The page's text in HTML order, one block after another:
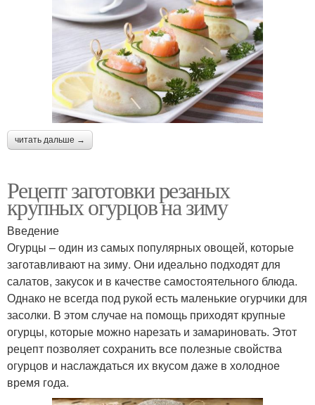
читать дальше →
Рецепт заготовки резаных
крупных огурцов на зиму
Введение
Огурцы – один из самых популярных овощей, которые
заготавливают на зиму. Они идеально подходят для
салатов, закусок и в качестве самостоятельного блюда.
Однако не всегда под рукой есть маленькие огурчики для
засолки. В этом случае на помощь приходят крупные
огурцы, которые можно нарезать и замариновать. Этот
рецепт позволяет сохранить все полезные свойства
огурцов и наслаждаться их вкусом даже в холодное
время года.